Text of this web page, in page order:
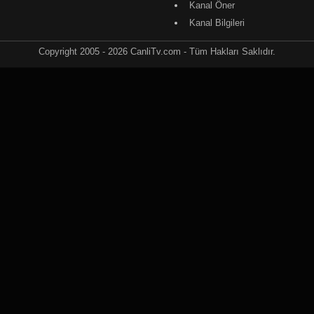
Kanal Öner
Kanal Bilgileri
Copyright 2005 - 2026 CanliTv.com - Tüm Hakları Saklıdır.